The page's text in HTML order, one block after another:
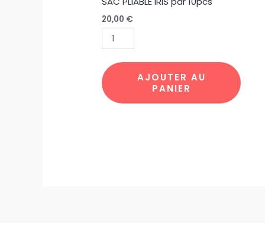
20,00 €
AJOUTER AU
PANIER